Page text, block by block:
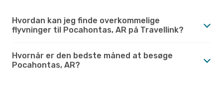
Hvordan kan jeg finde overkommelige
flyvninger til Pocahontas, AR på Travellink?
Hvornår er den bedste måned at besøge
Pocahontas, AR?